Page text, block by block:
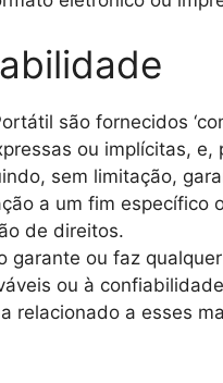
são fornecidos
ou implícitas, e,
sem limitação,
a um fim específico
de direitos.
garante ou faz
​​ou à
relacionado a esses